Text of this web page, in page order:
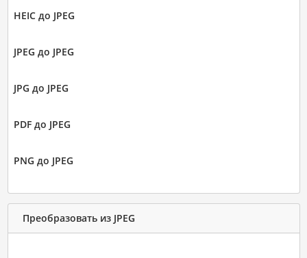
HEIC до JPEG
JPEG до JPEG
JPG до JPEG
PDF до JPEG
PNG до JPEG
Преобразовать из JPEG